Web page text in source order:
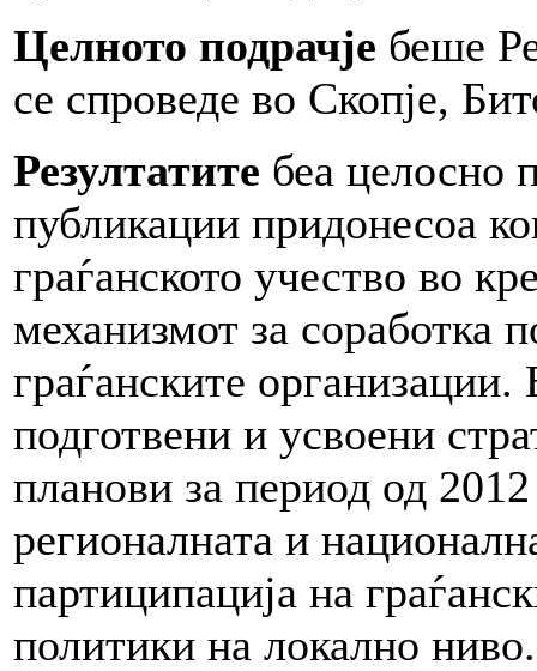
Целното подрачје беше
се спроведе во Скопје,
Резултатите беа целосно
публикации придонесоа
граѓанското учество во
механизмот за соработка
граѓанските
подготвени и усвоени
планови за период од
регионалната и
партиципација на
политики на локално ниво.